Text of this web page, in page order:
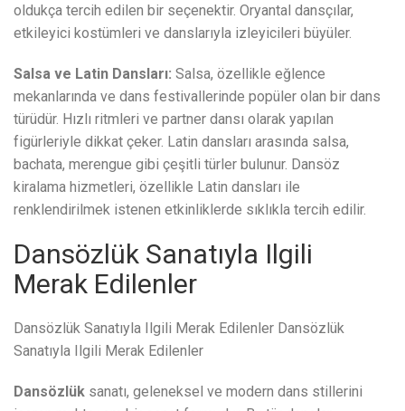
oldukça tercih edilen bir seçenektir. Oryantal dansçılar,
etkileyici kostümleri ve danslarıyla izleyicileri büyüler.
Salsa ve Latin Dansları: Salsa, özellikle eğlence
mekanlarında ve dans festivallerinde popüler olan bir dans
türüdür. Hızlı ritmleri ve partner dansı olarak yapılan
figürleriyle dikkat çeker. Latin dansları arasında salsa,
bachata, merengue gibi çeşitli türler bulunur. Dansöz
kiralama hizmetleri, özellikle Latin dansları ile
renklendirilmek istenen etkinliklerde sıklıkla tercih edilir.
Dansözlük Sanatıyla Ilgili
Merak Edilenler
Dansözlük Sanatıyla Ilgili Merak Edilenler Dansözlük
Sanatıyla Ilgili Merak Edilenler
Dansözlük sanatı, geleneksel ve modern dans stillerini